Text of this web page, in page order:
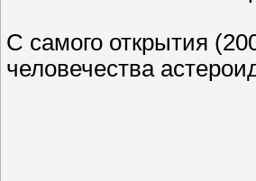
С самого открытия
человечества